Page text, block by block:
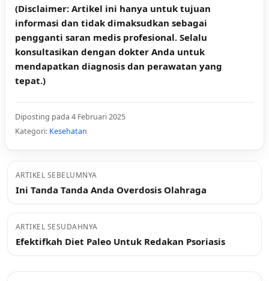
(Disclaimer: Artikel ini hanya untuk tujuan
informasi dan tidak dimaksudkan sebagai
pengganti saran medis profesional. Selalu
konsultasikan dengan dokter Anda untuk
mendapatkan diagnosis dan perawatan yang
tepat.)
Diposting pada 4 Februari 2025
Kategori: Kesehatan
ARTIKEL SEBELUMNYA
Ini Tanda Tanda Anda Overdosis Olahraga
ARTIKEL SESUDAHNYA
Efektifkah Diet Paleo Untuk Redakan Psoriasis